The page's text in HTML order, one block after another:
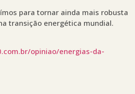
para tornar ainda mais robusta
transição energética mundial.
opiniao/energias-da-